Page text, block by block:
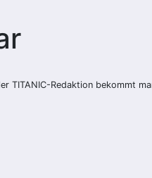
Redaktion bekommt